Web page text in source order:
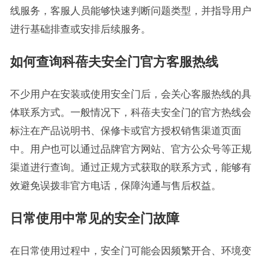
线服务，客服人员能够快速判断问题类型，并指导用户
进行基础排查或安排后续服务。
如何查询科蓓夫安全门官方客服热线
不少用户在安装或使用安全门后，会关心客服热线的具
体联系方式。一般情况下，科蓓夫安全门的官方热线会
标注在产品说明书、保修卡或官方授权销售渠道页面
中。用户也可以通过品牌官方网站、官方公众号等正规
渠道进行查询。通过正规方式获取的联系方式，能够有
效避免误拨非官方电话，保障沟通与售后权益。
日常使用中常见的安全门故障
在日常使用过程中，安全门可能会因频繁开合、环境变